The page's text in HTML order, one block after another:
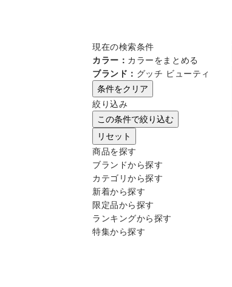
現在の検索条件
カラー： カラーをまとめる
ブランド： グッチ ビューティ
条件をクリア
絞り込み
この条件で絞り込む
リセット
商品を探す
ブランドから探す
カテゴリから探す
新着から探す
限定品から探す
ランキングから探す
特集から探す